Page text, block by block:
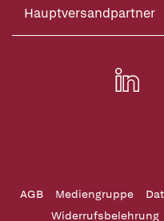
Hauptversandpartner
AGB Mediengruppe
Widerrufsbelehrung